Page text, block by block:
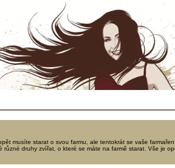
musíte starat o svou farmu, ale tentokrát se vaše
druhy zvířat, o které se máte na farmě starat. Vše je